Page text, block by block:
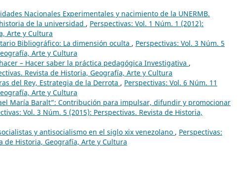
Nacionales Experimentales y nacimiento de la UNERMB.
de la universidad , Perspectivas: Vol. 1 Núm. 1 (2012):
Arte y Cultura
Bibliográfico: La dimensión oculta , Perspectivas: Vol. 3 Núm. 5
Arte y Cultura
– Hacer saber la práctica pedagógica Investigativa ,
Revista de Historia, Geografía, Arte y Cultura
del Rey, Estrategia de la Derrota , Perspectivas: Vol. 6 Núm. 11
Arte y Cultura
María Baralt”: Contribución para impulsar, difundir y promocionar
Vol. 3 Núm. 5 (2015): Perspectivas. Revista de Historia,
y antisocialismo en el siglo xix venezolano , Perspectivas:
de Historia, Geografía, Arte y Cultura